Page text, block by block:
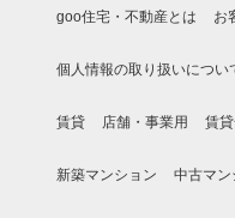
goo住宅・不動産とは お
個人情報の取り扱いについ
賃貸 店舗・事業用 賃
新築マンション 中古マン